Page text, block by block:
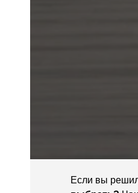
Если вы